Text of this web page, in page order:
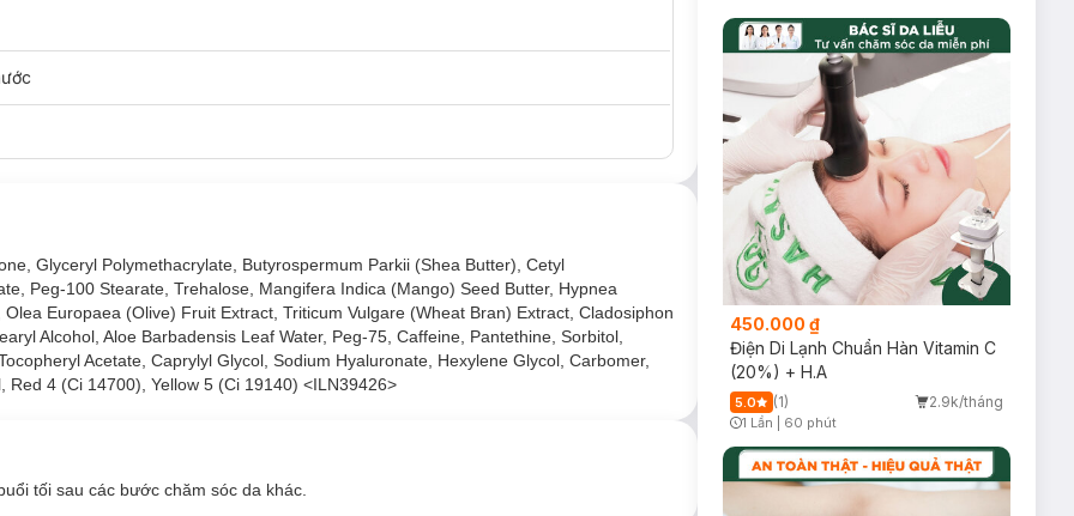
Glyceryl Polymethacrylate, Butyrospermum Parkii (Shea Butter), Cetyl
Peg-100 Stearate, Trehalose, Mangifera Indica (Mango) Seed Butter, Hypnea
Europaea (Olive) Fruit Extract, Triticum Vulgare (Wheat Bran) Extract, Cladosiphon
Alcohol, Aloe Barbadensis Leaf Water, Peg-75, Caffeine, Pantethine, Sorbitol,
Acetate, Caprylyl Glycol, Sodium Hyaluronate, Hexylene Glycol, Carbomer,
Red 4 (Ci 14700), Yellow 5 (Ci 19140) <ILN39426>
tối sau các bước chăm sóc da khác.
450.000 ₫
Điện Di Lạnh Chuẩn Hàn Vitamin C
(20%) + H.A
5.0 (1) 2.9k/tháng
1 Lần 60 phút